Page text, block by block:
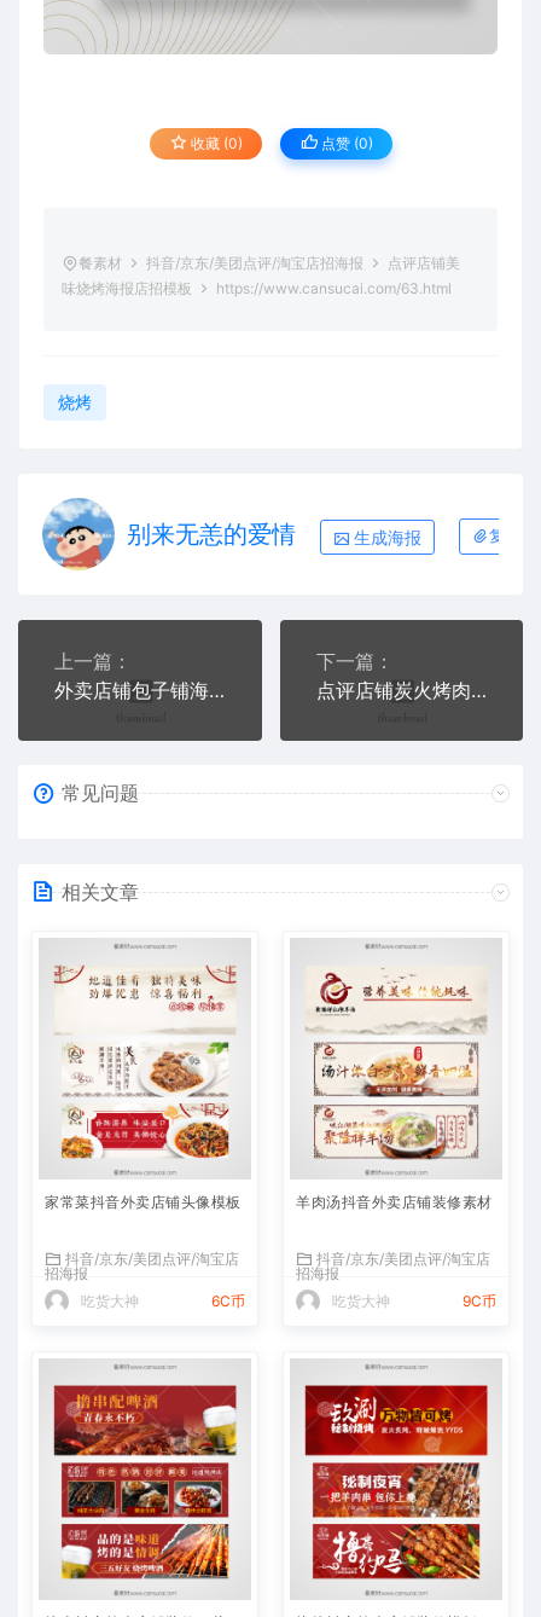
收藏 (0) 点赞 (0)
餐素材 抖音/京东/美团点评/淘宝店招海报
点评店铺美
味烧烤海报店招模板
https://www.cansucai.com/63.html
烧烤
别来无恙的爱情 生成海报 复制本
上一篇：
外卖店铺包子铺海报店招模板
下一篇：
点评店铺炭火烤肉海报店招模板
常见问题
相关文章
家常菜抖音外卖店铺头像模板
抖音/京东/美团点评/淘宝店
招海报
吃货大神
6C币
羊肉汤抖音外卖店铺装修素材
抖音/京东/美团点评/淘宝店
招海报
吃货大神
9C币